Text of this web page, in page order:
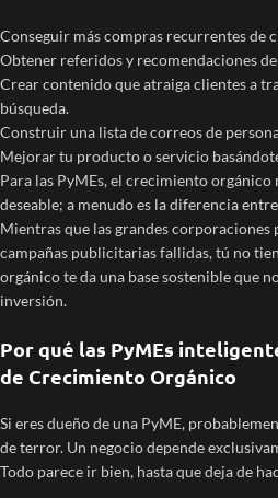
Conseguir más compras recurrentes de
Obtener referidos y recomendaciones
Crear contenido que atraiga clientes a
búsqueda.
Construir una lista de correos de
Mejorar tu producto o servicio
Para las PyMEs, el crecimiento orgánico
deseable; a menudo es la diferencia
Mientras que las grandes corporaciones
campañas publicitarias fallidas, tú no
orgánico te da una base sostenible que
inversión.
Por qué las PyMEs
de Crecimiento Orgánico
Si eres dueño de una PyME,
de terror. Un negocio depende
Todo parece ir bien, hasta que deja de